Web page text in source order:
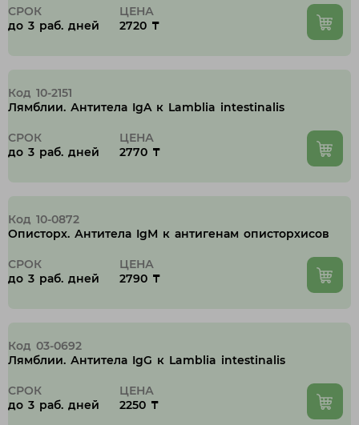
СРОК
до 3 раб. дней
ЦЕНА
2720 ₸
Код 10-2151
Лямблии. Антитела IgA к Lamblia intestinalis
СРОК
до 3 раб. дней
ЦЕНА
2770 ₸
Код 10-0872
Описторх. Антитела IgМ к антигенам описторхисов
СРОК
до 3 раб. дней
ЦЕНА
2790 ₸
Код 03-0692
Лямблии. Антитела IgG к Lamblia intestinalis
СРОК
до 3 раб. дней
ЦЕНА
2250 ₸